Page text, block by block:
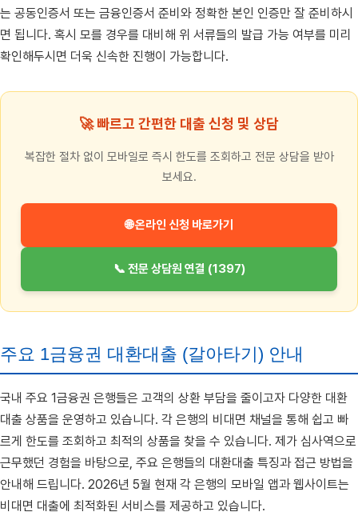
는 공동인증서 또는 금융인증서 준비와 정확한 본인 인증만 잘 준비하시
면 됩니다. 혹시 모를 경우를 대비해 위 서류들의 발급 가능 여부를 미리
확인해두시면 더욱 신속한 진행이 가능합니다.
🚀 빠르고 간편한 대출 신청 및 상담
복잡한 절차 없이 모바일로 즉시 한도를 조회하고 전문 상담을 받아
보세요.
🌐 온라인 신청 바로가기
📞 전문 상담원 연결 (1397)
주요 1금융권 대환대출 (갈아타기) 안내
국내 주요 1금융권 은행들은 고객의 상환 부담을 줄이고자 다양한 대환
대출 상품을 운영하고 있습니다. 각 은행의 비대면 채널을 통해 쉽고 빠
르게 한도를 조회하고 최적의 상품을 찾을 수 있습니다. 제가 심사역으로
근무했던 경험을 바탕으로, 주요 은행들의 대환대출 특징과 접근 방법을
안내해 드립니다. 2026년 5월 현재 각 은행의 모바일 앱과 웹사이트는
비대면 대출에 최적화된 서비스를 제공하고 있습니다.